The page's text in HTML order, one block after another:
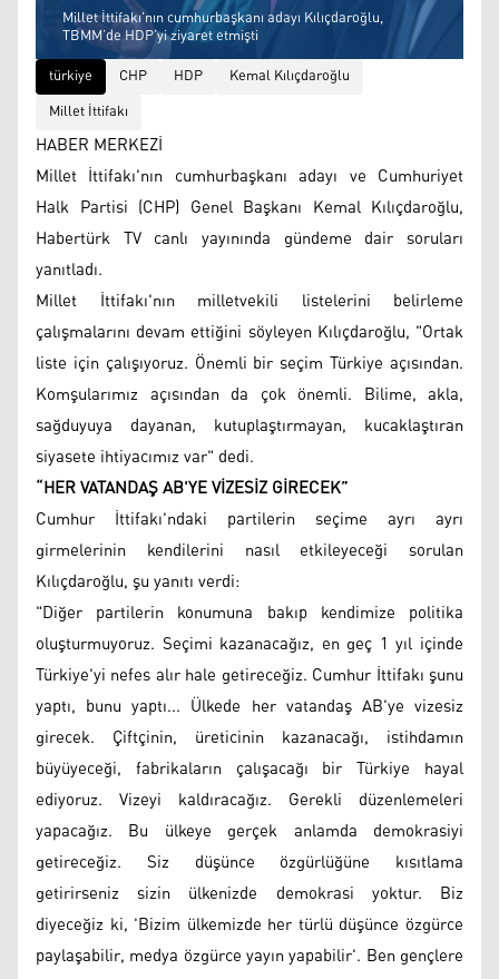
Millet İttifakı'nın cumhurbaşkanı adayı Kılıçdaroğlu,
TBMM’de HDP’yi ziyaret etmişti
türkiye
CHP HDP
Kemal Kılıçdaroğlu
Millet İttifakı
HABER MERKEZİ
Millet İttifakı'nın cumhurbaşkanı adayı ve Cumhuriyet
Halk Partisi (CHP) Genel Başkanı Kemal Kılıçdaroğlu,
Habertürk TV canlı yayınında gündeme dair soruları
yanıtladı.
Millet İttifakı'nın milletvekili listelerini belirleme
çalışmalarını devam ettiğini söyleyen Kılıçdaroğlu, "Ortak
liste için çalışıyoruz. Önemli bir seçim Türkiye açısından.
Komşularımız açısından da çok önemli. Bilime, akla,
sağduyuya dayanan, kutuplaştırmayan, kucaklaştıran
siyasete ihtiyacımız var" dedi.
“HER VATANDAŞ AB'YE VİZESİZ GİRECEK”
Cumhur İttifakı'ndaki partilerin seçime ayrı ayrı
girmelerinin kendilerini nasıl etkileyeceği sorulan
Kılıçdaroğlu, şu yanıtı verdi:
"Diğer partilerin konumuna bakıp kendimize politika
oluşturmuyoruz. Seçimi kazanacağız, en geç 1 yıl içinde
Türkiye'yi nefes alır hale getireceğiz. Cumhur İttifakı şunu
yaptı, bunu yaptı... Ülkede her vatandaş AB'ye vizesiz
girecek. Çiftçinin, üreticinin kazanacağı, istihdamın
büyüyeceği, fabrikaların çalışacağı bir Türkiye hayal
ediyoruz. Vizeyi kaldıracağız. Gerekli düzenlemeleri
yapacağız. Bu ülkeye gerçek anlamda demokrasiyi
getireceğiz. Siz düşünce özgürlüğüne kısıtlama
getirirseniz sizin ülkenizde demokrasi yoktur. Biz
diyeceğiz ki, 'Bizim ülkemizde her türlü düşünce özgürce
paylaşabilir, medya özgürce yayın yapabilir'. Ben gençlere